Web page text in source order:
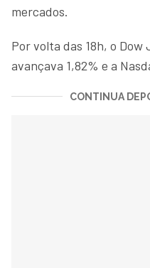
mercados.
Por volta das 18h, o Dow
avançava 1,82% e a
CONTINUA